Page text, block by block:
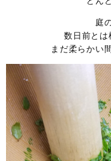
庭
数日前とは
まだ柔らかい